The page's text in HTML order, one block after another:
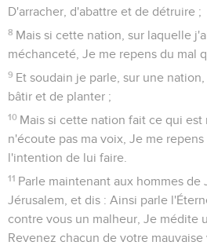
D'arracher, d'abattre et de détruire ;
8 Mais si cette nation, sur laquelle
méchanceté, Je me repens du mal
9 Et soudain je parle, sur une
bâtir et de planter ;
10 Mais si cette nation fait ce qui est
n'écoute pas ma voix, Je me
l'intention de lui faire.
11 Parle maintenant aux hommes de
Jérusalem, et dis : Ainsi parle
contre vous un malheur, Je médite
Revenez chacun de votre